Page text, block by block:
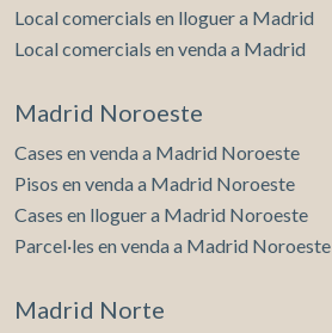
Local comercials en lloguer a Madrid
Local comercials en venda a Madrid
Madrid Noroeste
Cases en venda a Madrid Noroeste
Pisos en venda a Madrid Noroeste
Cases en lloguer a Madrid Noroeste
Parcel·les en venda a Madrid Noroeste
Madrid Norte